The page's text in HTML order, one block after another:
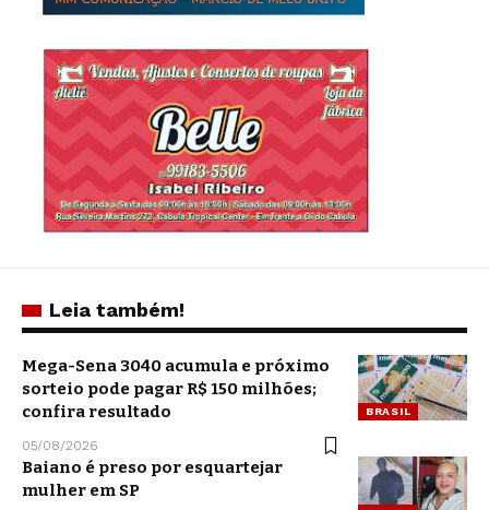
Leia também!
BRASIL
Mega-Sena 3040 acumula e próximo
sorteio pode pagar R$ 150 milhões;
confira resultado
05/08/2026
Baiano é preso por esquartejar
mulher em SP